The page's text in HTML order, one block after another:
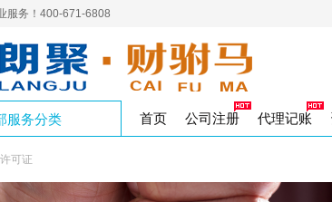
服务！400-671-6808
服务分类
专区
商标转让
商标
公积金开户
社
首页 公司注册 代理记账
可证